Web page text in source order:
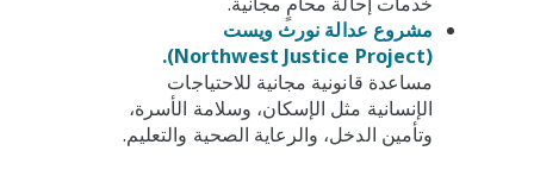
مشروع عدالة نورث ويست
(Northwest Justice Project).
مساعدة قانونية مجانية للاحتياجات
الإنسانية مثل الإسكان، وسلامة الأسرة،
وتأمين الدخل، والرعاية الصحية والتعليم.